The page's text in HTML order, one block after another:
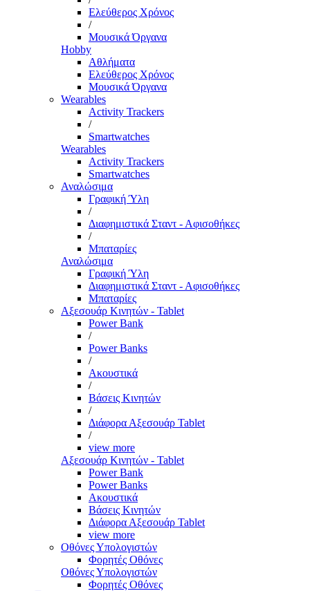
Ελεύθερος Χρόνος
/
Μουσικά Όργανα
Hobby
Αθλήματα
Ελεύθερος Χρόνος
Μουσικά Όργανα
Wearables
Activity Trackers
/
Smartwatches
Wearables
Activity Trackers
Smartwatches
Αναλώσιμα
Γραφική Ύλη
/
Διαφημιστικά Σταντ - Αφισοθήκες
/
Μπαταρίες
Αναλώσιμα
Γραφική Ύλη
Διαφημιστικά Σταντ - Αφισοθήκες
Μπαταρίες
Αξεσουάρ Κινητών - Tablet
Power Bank
/
Power Banks
/
Ακουστικά
/
Βάσεις Κινητών
/
Διάφορα Αξεσουάρ Tablet
/
view more
Αξεσουάρ Κινητών - Tablet
Power Bank
Power Banks
Ακουστικά
Βάσεις Κινητών
Διάφορα Αξεσουάρ Tablet
view more
Οθόνες Υπολογιστών
Φορητές Οθόνες
Οθόνες Υπολογιστών
Φορητές Οθόνες